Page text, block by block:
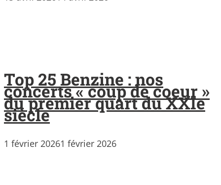
Top 25 Benzine : nos
concerts « coup de coeur »
du premier quart du XXIe
siècle
1 février 20261 février 2026